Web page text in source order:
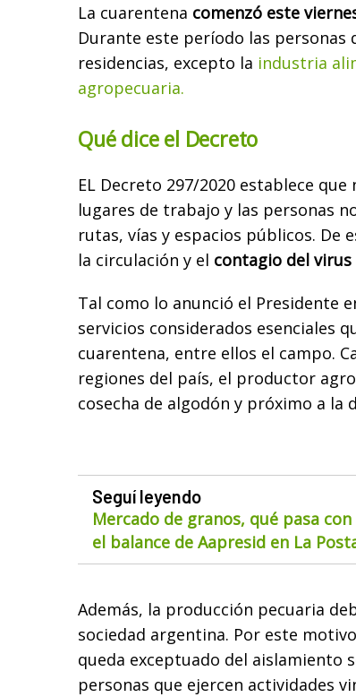
La cuarentena comenzó este
Durante este período las personas
residencias, excepto la industria
agropecuaria.
Qué dice el Decreto
EL Decreto 297/2020 establece
lugares de trabajo y las personas
rutas, vías y espacios públicos. De
la circulación y el contagio del virus
Tal como lo anunció el Presidente
servicios considerados esenciales
cuarentena, entre ellos el campo.
regiones del país, el productor
cosecha de algodón y próximo a la
Seguí leyendo
Mercado de granos, qué pasa
el balance de Aapresid en La
Además, la producción pecuaria
sociedad argentina. Por este
queda exceptuado del aislamiento
personas que ejercen actividades